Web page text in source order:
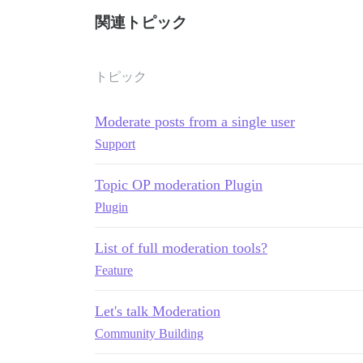
関連トピック
トピック
Moderate posts from a single user
Support
Topic OP moderation Plugin
Plugin
List of full moderation tools?
Feature
Let's talk Moderation
Community Building